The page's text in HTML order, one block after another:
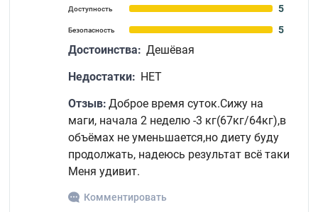
Доступность 5
Безопасность 5
Достоинства: Дешёвая
Недостатки: НЕТ
Отзыв: Доброе время суток.Сижу на
маги, начала 2 неделю -3 кг(67кг/64кг),в
объёмах не уменьшается,но диету буду
продолжать, надеюсь результат всё таки
Меня удивит.
Комментировать